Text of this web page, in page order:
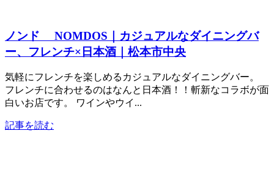
ノンド NOMDOS｜カジュアルなダイニングバ
ー、フレンチ×日本酒｜松本市中央
気軽にフレンチを楽しめるカジュアルなダイニングバー。
フレンチに合わせるのはなんと日本酒！！斬新なコラボが面
白いお店です。 ワインやウイ...
記事を読む